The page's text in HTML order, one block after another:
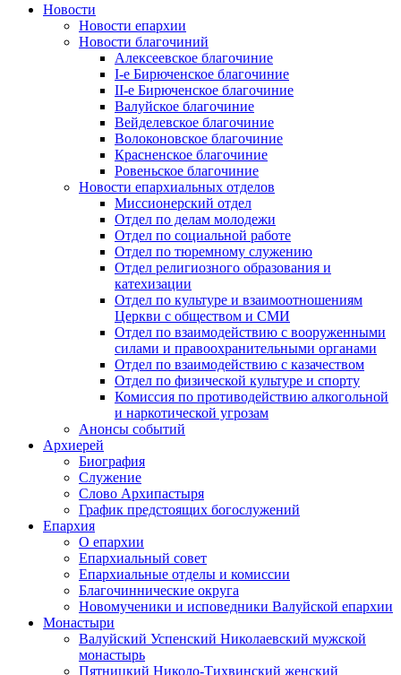
Новости
Новости епархии
Новости благочиний
Алексеевское благочиние
I-е Бирюченское благочиние
II-е Бирюченское благочиние
Валуйское благочиние
Вейделевское благочиние
Волоконовское благочиние
Красненское благочиние
Ровеньское благочиние
Новости епархиальных отделов
Миссионерский отдел
Отдел по делам молодежи
Отдел по социальной работе
Отдел по тюремному служению
Отдел религиозного образования и
катехизации
Отдел по культуре и взаимоотношениям
Церкви с обществом и СМИ
Отдел по взаимодействию с вооруженными
силами и правоохранительными органами
Отдел по взаимодействию с казачеством
Отдел по физической культуре и спорту
Комиссия по противодействию алкогольной
и наркотической угрозам
Анонсы событий
Архиерей
Биография
Служение
Слово Архипастыря
График предстоящих богослужений
Епархия
О епархии
Епархиальный совет
Епархиальные отделы и комиссии
Благочиннические округа
Новомученики и исповедники Валуйской епархии
Монастыри
Валуйский Успенский Николаевский мужской
монастырь
Пятницкий Николо-Тихвинский женский